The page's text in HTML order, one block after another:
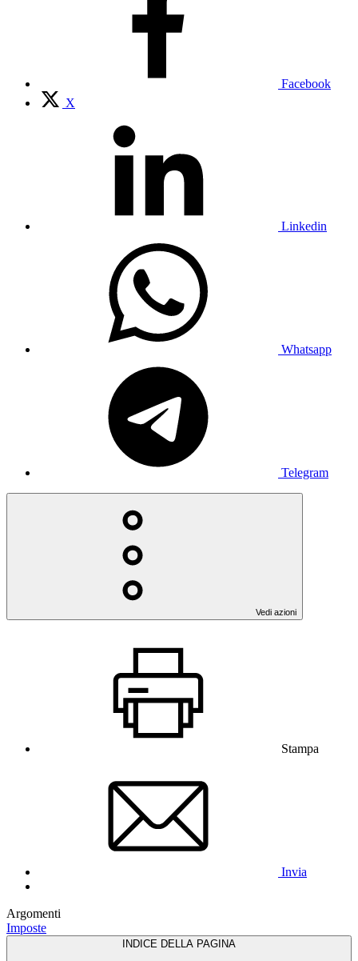
Facebook
X
Linkedin
Whatsapp
Telegram
Vedi azioni
Stampa
Invia
Argomenti
Imposte
INDICE DELLA PAGINA